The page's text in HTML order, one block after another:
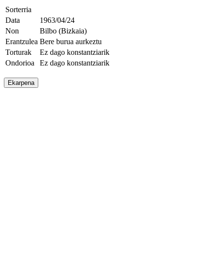
Sorterria
Data
1963/04/24
Non
Bilbo (Bizkaia)
Erantzulea Bere burua aurkeztu
Torturak
Ez dago konstantziarik
Ondorioa
Ez dago konstantziarik